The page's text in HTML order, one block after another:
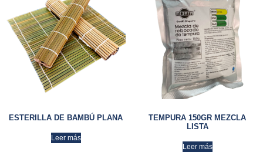
ESTERILLA DE BAMBÚ PLANA
Leer más
TEMPURA 150GR MEZCLA
LISTA
Leer más